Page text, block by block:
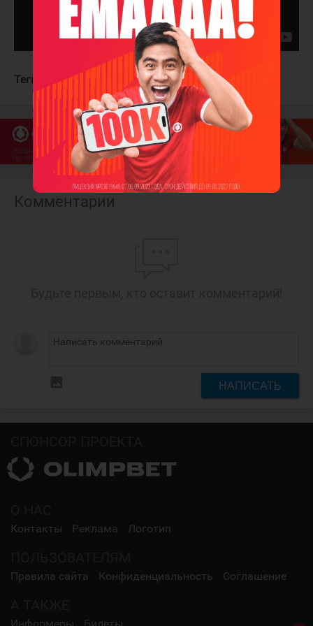
Теги: Сан-Хосе Шаркс Тампа-Бэй Лайтнинг
Комментарии
НАПИСАТЬ
Контакты Реклама Логотип
Правила сайта Конфиденциальность Соглашение